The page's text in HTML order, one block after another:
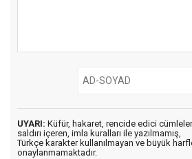
UYARI: Küfür, hakaret, rencide edici
saldırı içeren, imla kuralları ile yazılmamış,
Türkçe karakter kullanılmayan ve büyük
onaylanmamaktadır.